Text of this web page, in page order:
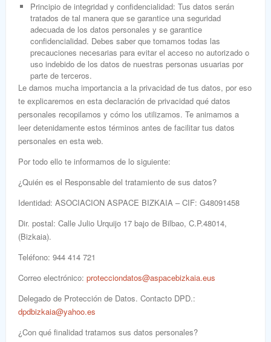
Principio de integridad y confidencialidad: Tus datos serán
tratados de tal manera que se garantice una seguridad
adecuada de los datos personales y se garantice
confidencialidad. Debes saber que tomamos todas las
precauciones necesarias para evitar el acceso no autorizado o
uso indebido de los datos de nuestras personas usuarias por
parte de terceros.
Le damos mucha importancia a la privacidad de tus datos, por eso
te explicaremos en esta declaración de privacidad qué datos
personales recopilamos y cómo los utilizamos. Te animamos a
leer detenidamente estos términos antes de facilitar tus datos
personales en esta web.
Por todo ello te informamos de lo siguiente:
¿Quién es el Responsable del tratamiento de sus datos?
Identidad: ASOCIACION ASPACE BIZKAIA – CIF: G48091458
Dir. postal: Calle Julio Urquijo 17 bajo de Bilbao, C.P.48014,
(Bizkaia).
Teléfono: 944 414 721
Correo electrónico: protecciondatos@aspacebizkaia.eus
Delegado de Protección de Datos. Contacto DPD.:
dpdbizkaia@yahoo.es
¿Con qué finalidad tratamos sus datos personales?